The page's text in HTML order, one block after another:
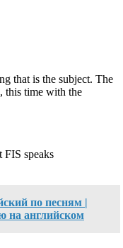
that is the subject. The
this time with the
FIS speaks
по песням |
на английском